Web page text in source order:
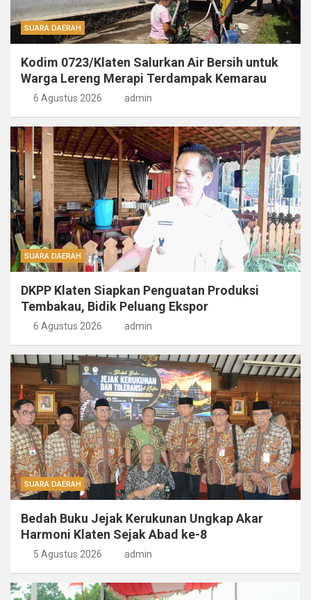
SUARA DAERAH
Kodim 0723/Klaten Salurkan Air Bersih untuk
Warga Lereng Merapi Terdampak Kemarau
6 Agustus 2026 admin
SUARA DAERAH
DKPP Klaten Siapkan Penguatan Produksi
Tembakau, Bidik Peluang Ekspor
6 Agustus 2026 admin
SUARA DAERAH
Bedah Buku Jejak Kerukunan Ungkap Akar
Harmoni Klaten Sejak Abad ke-8
5 Agustus 2026 admin